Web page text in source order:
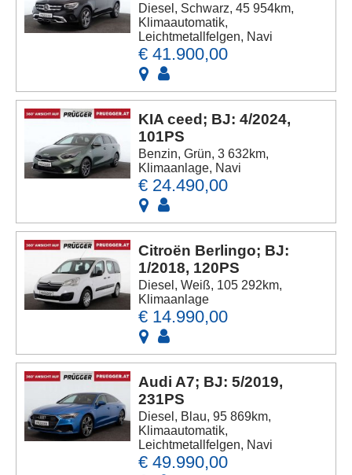
Diesel, Schwarz, 45 954km,
Klimaautomatik,
Leichtmetallfelgen, Navi
€ 41.900,00
KIA ceed; BJ: 4/2024,
101PS
Benzin, Grün, 3 632km,
Klimaanlage, Navi
€ 24.490,00
Citroën Berlingo; BJ:
1/2018, 120PS
Diesel, Weiß, 105 292km,
Klimaanlage
€ 14.990,00
Audi A7; BJ: 5/2019,
231PS
Diesel, Blau, 95 869km,
Klimaautomatik,
Leichtmetallfelgen, Navi
€ 49.990,00